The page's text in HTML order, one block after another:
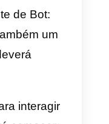
um bot no
negócio